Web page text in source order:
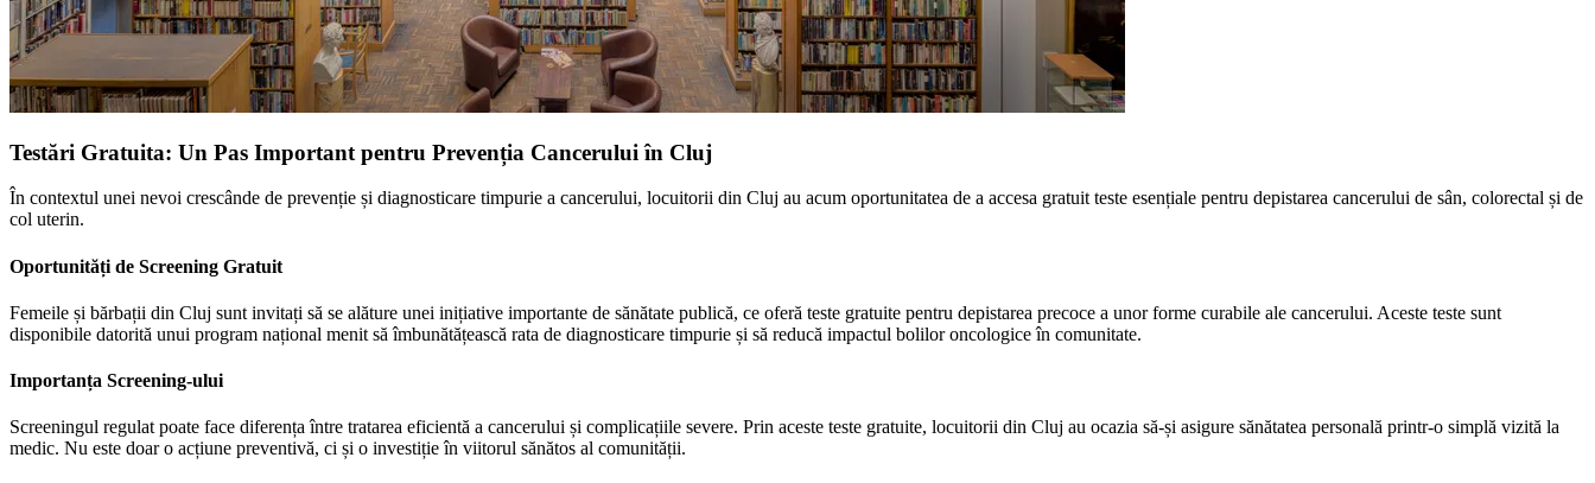
Testări Gratuita: Un Pas Important pentru Prevenția Cancerului în Cluj
În contextul unei nevoi crescânde de prevenție și diagnosticare timpurie a cancerului, locuitorii din Cluj au acum oportunitatea de a accesa gratuit teste esențiale pentru depistarea cancerului de sân, colorectal și de
col uterin.
Oportunități de Screening Gratuit
Femeile și bărbații din Cluj sunt invitați să se alăture unei inițiative importante de sănătate publică, ce oferă teste gratuite pentru depistarea precoce a unor forme curabile ale cancerului. Aceste teste sunt
disponibile datorită unui program național menit să îmbunătățească rata de diagnosticare timpurie și să reducă impactul bolilor oncologice în comunitate.
Importanța Screening-ului
Screeningul regulat poate face diferența între tratarea eficientă a cancerului și complicațiile severe. Prin aceste teste gratuite, locuitorii din Cluj au ocazia să-și asigure sănătatea personală printr-o simplă vizită la
medic. Nu este doar o acțiune preventivă, ci și o investiție în viitorul sănătos al comunității.